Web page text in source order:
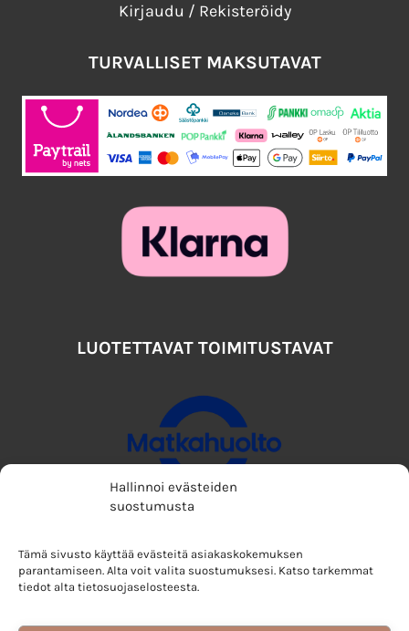
Hallinnoi evästeiden
suostumusta
Tämä sivusto käyttää evästeitä asiakaskokemuksen
parantamiseen. Alta voit valita suostumuksesi. Katso tarkemmat
tiedot alta tietosuojaselosteesta.
Kirjaudu / Rekisteröidy
TURVALLISET MAKSUTAVAT
LUOTETTAVAT TOIMITUSTAVAT